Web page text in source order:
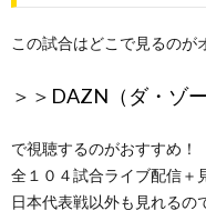
この試合はどこで見るのが
＞＞ DAZN（ダ・ゾー
で視聴するのがおすすめ！
全１０４試合ライブ配信＋
日本代表戦以外も見れるの